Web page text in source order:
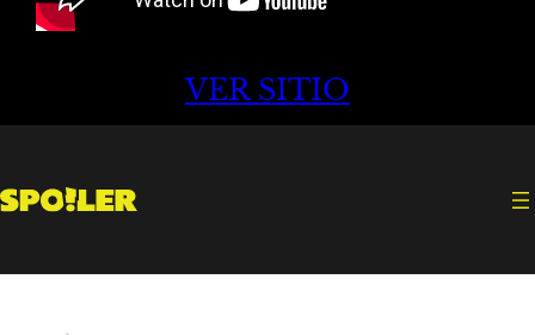
VER SITIO